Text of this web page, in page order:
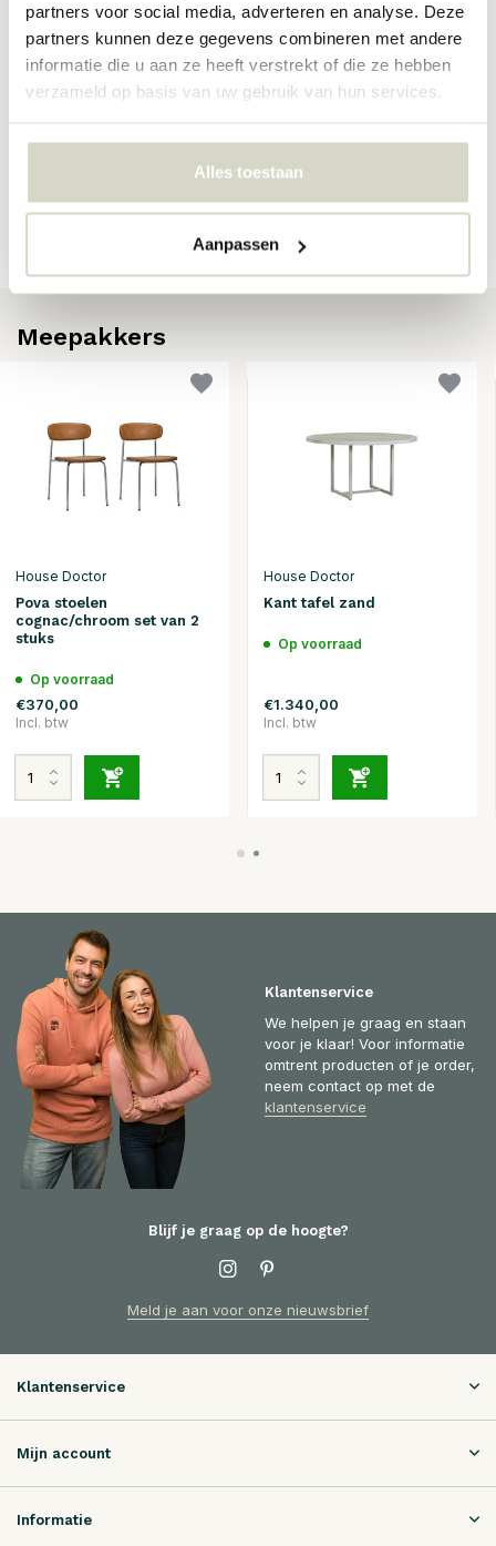
partners voor social media, adverteren en analyse. Deze
partners kunnen deze gegevens combineren met andere
informatie die u aan ze heeft verstrekt of die ze hebben
verzameld op basis van uw gebruik van hun services.
Alles toestaan
Aanpassen
EAN 5707644932555
Er zijn nog geen reviews geschreven over dit product..
Meepakkers
House Doctor
Pova stoelen
cognac/chroom set van 2
stuks
Op voorraad
€370,00
Incl. btw
House Doctor
Kant tafel zand
Op voorraad
€1.340,00
Incl. btw
Klantenservice
We helpen je graag en staan
voor je klaar! Voor informatie
omtrent producten of je order,
neem contact op met de
klantenservice
Blijf je graag op de hoogte?
Meld je aan voor onze nieuwsbrief
Klantenservice
Mijn account
Informatie